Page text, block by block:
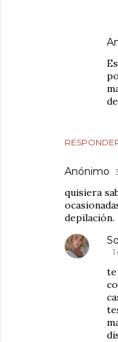
Anónimo
quisiera
depilación.
te